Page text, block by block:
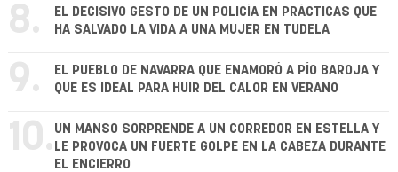
8.
EL DECISIVO GESTO DE UN POLICÍA EN PRÁCTICAS QUE
HA SALVADO LA VIDA A UNA MUJER EN TUDELA
9.
EL PUEBLO DE NAVARRA QUE ENAMORÓ A PÍO BAROJA Y
QUE ES IDEAL PARA HUIR DEL CALOR EN VERANO
10. UN MANSO SORPRENDE A UN CORREDOR EN ESTELLA Y
LE PROVOCA UN FUERTE GOLPE EN LA CABEZA DURANTE
EL ENCIERRO